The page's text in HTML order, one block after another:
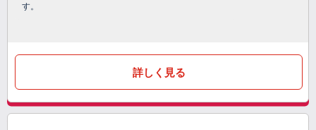
す。
詳しく見る